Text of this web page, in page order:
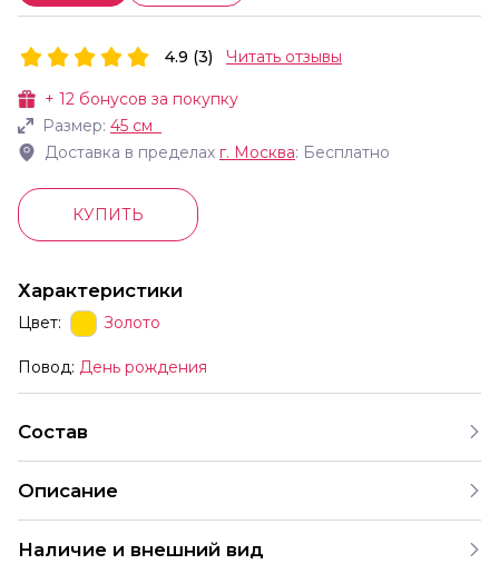
+ 12 бонусов за покупку
Размер: 45 см
Доставка в пределах г. Москва: Бесплатно
4.9 (3) Читать отзывы
КУПИТЬ
Характеристики
Цвет: Золото
Повод: День рождения
Состав
Описание
Наличие и внешний вид